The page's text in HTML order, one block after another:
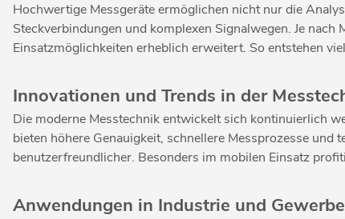
Hochwertige Messgeräte ermöglichen nicht nur die
Steckverbindungen und komplexen Signalwegen. Je
Einsatzmöglichkeiten erheblich erweitert. So entstehen
Innovationen und Trends in der
Die moderne Messtechnik entwickelt sich kontinuierlich
bieten höhere Genauigkeit, schnellere Messprozesse
benutzerfreundlicher. Besonders im mobilen Einsatz
Anwendungen in Industrie und Gewerbe